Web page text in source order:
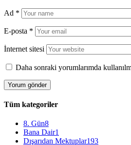
Ad *
E-posta *
İnternet sitesi
Daha sonraki yorumlarımda
Tüm kategoriler
8. Gün8
Bana Dair1
Dışarıdan Mektuplar193